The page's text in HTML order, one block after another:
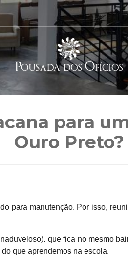
para
Ouro Preto?
para manutenção. Por isso,
que fica no mesmo
que aprendemos na escola.